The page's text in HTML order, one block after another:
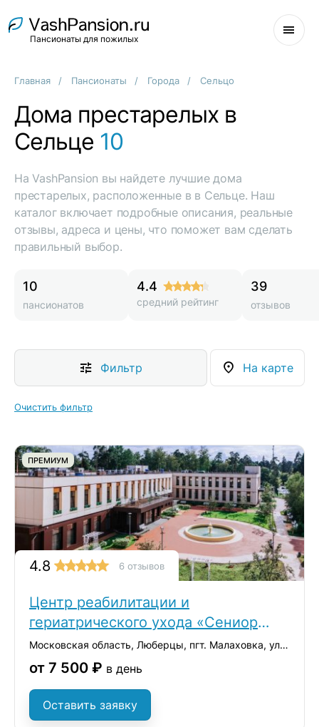
Пансионаты для пожилых
Главная Пансионаты Города Сельцо
Дома престарелых в
Сельце 10
На VashPansion вы найдете лучшие дома
престарелых, расположенные в в Сельце. Наш
каталог включает подробные описания, реальные
отзывы, адреса и цены, что поможет вам сделать
правильный выбор.
10
пансионатов
4.4
средний рейтинг
39
отзывов
Фильтр На карте
Очистить фильтр
ПРЕМИУМ
4.8 6 отзывов
Центр реабилитации и
гериатрического ухода «Сениор
Групп»
Московская область, Люберцы, пгт. Малаховка, ул. Константинова, 42А
от 7 500 ₽ в день
Оставить заявку